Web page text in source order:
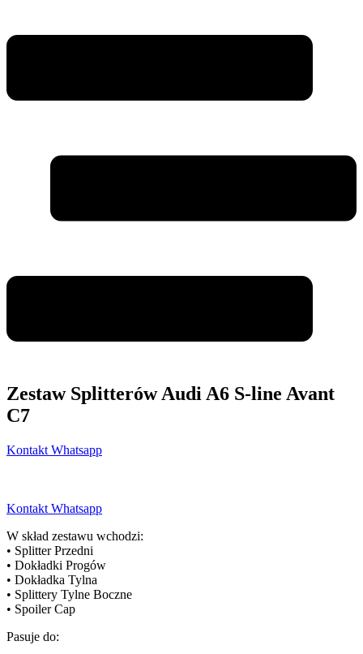
Zestaw Splitterów Audi A6 S-line Avant
C7
Kontakt Whatsapp
Kontakt Whatsapp
W skład zestawu wchodzi:
• Splitter Przedni
• Dokładki Progów
• Dokładka Tylna
• Splittery Tylne Boczne
• Spoiler Cap
Pasuje do: